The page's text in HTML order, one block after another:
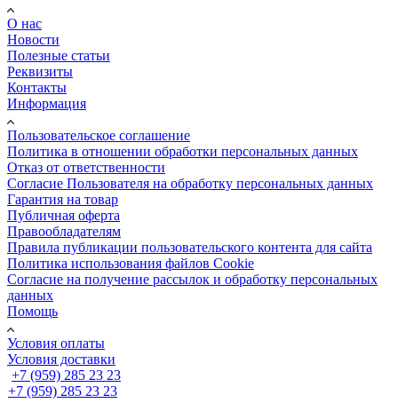
О нас
Новости
Полезные статьи
Реквизиты
Контакты
Информация
Пользовательское соглашение
Политика в отношении обработки персональных данных
Отказ от ответственности
Согласие Пользователя на обработку персональных данных
Гарантия на товар
Публичная оферта
Правообладателям
Правила публикации пользовательского контента для сайта
Политика использования файлов Cookie
Согласие на получение рассылок и обработку персональных
данных
Помощь
Условия оплаты
Условия доставки
+7 (959) 285 23 23
+7 (959) 285 23 23